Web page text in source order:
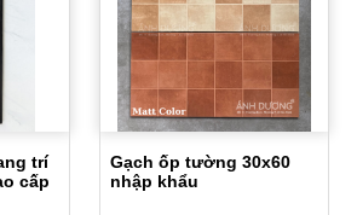
trí
cấp
Gạch ốp tường 30x60
nhập khẩu